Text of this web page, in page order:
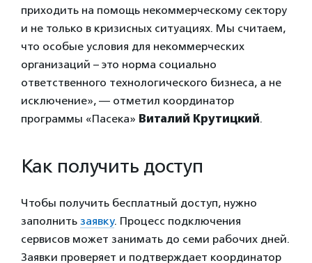
приходить на помощь некоммерческому сектору
и не только в кризисных ситуациях. Мы считаем,
что особые условия для некоммерческих
организаций – это норма социально
ответственного технологического бизнеса, а не
исключение», — отметил координатор
программы «Пасека» Виталий Крутицкий.
Как получить доступ
Чтобы получить бесплатный доступ, нужно
заполнить заявку. Процесс подключения
сервисов может занимать до семи рабочих дней.
Заявки проверяет и подтверждает координатор